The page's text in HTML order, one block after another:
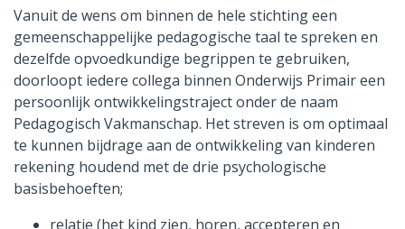
Ik zoek een school
Vanuit de wens om binnen de hele stichting een
gemeenschappelijke pedagogische taal te spreken en
dezelfde opvoedkundige begrippen te gebruiken,
doorloopt iedere collega binnen Onderwijs Primair een
persoonlijk ontwikkelingstraject onder de naam
Pedagogisch Vakmanschap. Het streven is om optimaal
te kunnen bijdrage aan de ontwikkeling van kinderen
rekening houdend met de drie psychologische
basisbehoeften;
relatie (het kind zien, horen, accepteren en